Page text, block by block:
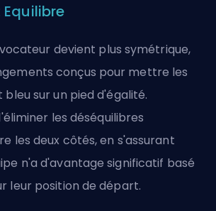
devient plus symétrique,
conçus pour mettre les
sur un pied d'égalité.
les déséquilibres
les deux côtés, en s'assurant
n'a d'avantage significatif basé
leur position de départ.